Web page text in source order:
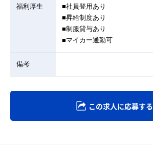
福利厚生
■社員登用あり
■昇給制度あり
■制服貸与あり
■マイカー通勤可
備考
この求人に応募する